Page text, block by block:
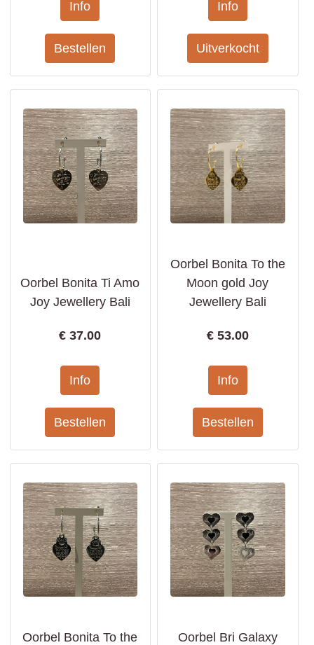
Oorbel Bonita Ti Amo
Joy Jewellery Bali
€37.00
Oorbel Bonita To the
Moon gold Joy
Jewellery Bali
€ 53.00
Oorbel Bonita To the
Oorbel Bri Galaxy